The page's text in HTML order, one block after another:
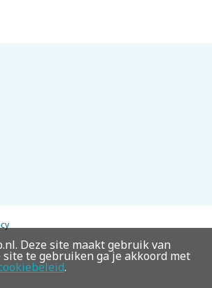
Deze site maakt gebruik van
site te gebruiken ga je akkoord met
.